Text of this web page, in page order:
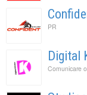
PR
Digital
Comunicare